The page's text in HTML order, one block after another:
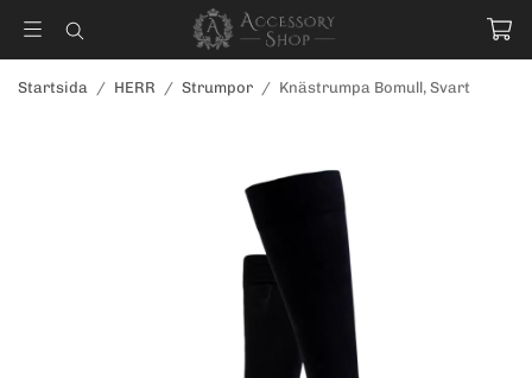
Startsida / HERR / Strumpor / Knästrumpa Bomull, Svart